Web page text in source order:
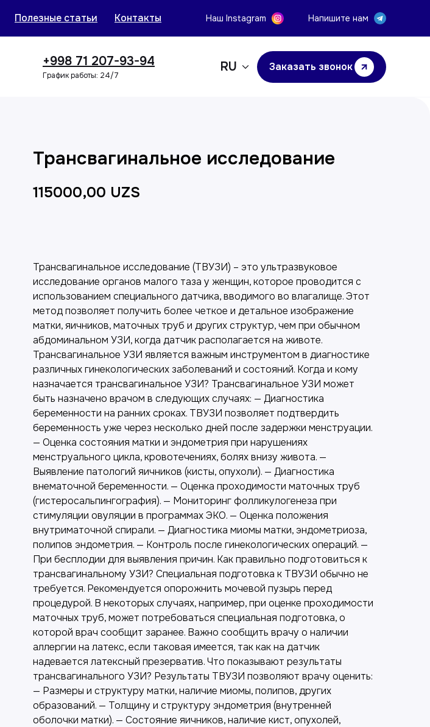
Полезные статьи Наш Instagram
Контакты
RU
Напишите нам
График работы: 24/7
+998 71 207-93-94 Заказать звонок
Трансвагинальное исследование
115000,00 UZS
Трансвагинальное исследование (ТВУЗИ) – это ультразвуковое
исследование органов малого таза у женщин, которое проводится с
использованием специального датчика, вводимого во влагалище. Этот
метод позволяет получить более четкое и детальное изображение
матки, яичников, маточных труб и других структур, чем при обычном
абдоминальном УЗИ, когда датчик располагается на животе.
Трансвагинальное УЗИ является важным инструментом в диагностике
различных гинекологических заболеваний и состояний. Когда и кому
назначается трансвагинальное УЗИ? Трансвагинальное УЗИ может
быть назначено врачом в следующих случаях: — Диагностика
беременности на ранних сроках. ТВУЗИ позволяет подтвердить
беременность уже через несколько дней после задержки менструации.
— Оценка состояния матки и эндометрия при нарушениях
менструального цикла, кровотечениях, болях внизу живота. —
Выявление патологий яичников (кисты, опухоли). — Диагностика
внематочной беременности. — Оценка проходимости маточных труб
(гистеросальпингография). — Мониторинг фолликулогенеза при
стимуляции овуляции в программах ЭКО. — Оценка положения
внутриматочной спирали. — Диагностика миомы матки, эндометриоза,
полипов эндометрия. — Контроль после гинекологических операций. —
При бесплодии для выявления причин. Как правильно подготовиться к
трансвагинальному УЗИ? Специальная подготовка к ТВУЗИ обычно не
требуется. Рекомендуется опорожнить мочевой пузырь перед
процедурой. В некоторых случаях, например, при оценке проходимости
маточных труб, может потребоваться специальная подготовка, о
которой врач сообщит заранее. Важно сообщить врачу о наличии
аллергии на латекс, если таковая имеется, так как на датчик
надевается латексный презерватив. Что показывают результаты
трансвагинального УЗИ? Результаты ТВУЗИ позволяют врачу оценить:
— Размеры и структуру матки, наличие миомы, полипов, других
образований. — Толщину и структуру эндометрия (внутренней
оболочки матки). — Состояние яичников, наличие кист, опухолей,